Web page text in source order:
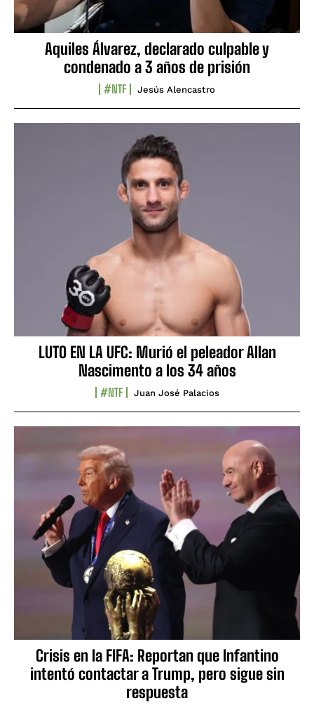
Aquiles Álvarez, declarado culpable y
condenado a 3 años de prisión
#NTF Jesús Alencastro
LUTO EN LA UFC: Murió el peleador Allan
Nascimento a los 34 años
#NTF Juan José Palacios
Crisis en la FIFA: Reportan que Infantino
intentó contactar a Trump, pero sigue sin
respuesta